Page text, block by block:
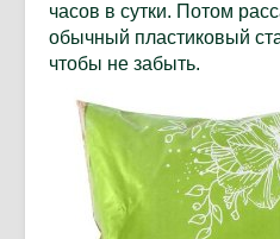
часов в сутки. Потом
обычный пластиковый
чтобы не забыть.